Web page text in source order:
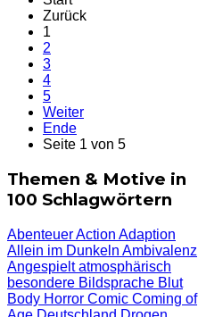
Zurück
1
2
3
4
5
Weiter
Ende
Seite 1 von 5
Themen & Motive in
100 Schlagwörtern
AbenteuerAction Adaption
Allein im Dunkeln Ambivalenz
Angespieltatmosphärisch
besondere Bildsprache Blut
Body Horror Comic Coming of